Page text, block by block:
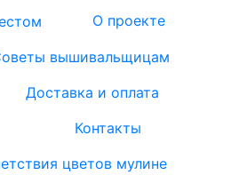
О проекте
вышивальщицам
Доставка и оплата
Контакты
цветов мулине